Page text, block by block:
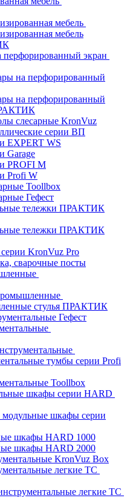
мебель
мебель
перфорированный экран
на перфорированный
на перфорированный
слесарные KronVuz
серии ВП
EXPERT WS
Garage
PROFI M
Profi W
Toollbox
Гефест
тележки ПРАКТИК
тележки ПРАКТИК
KronVuz Pro
сварочные посты
стулья ПРАКТИК
Гефест
тумбы серии Profi
Toollbox
шкафы серии HARD
шкафы серии
шкафы HARD 1000
шкафы HARD 2000
KronVuz Box
легкие ТС
легкие ТС